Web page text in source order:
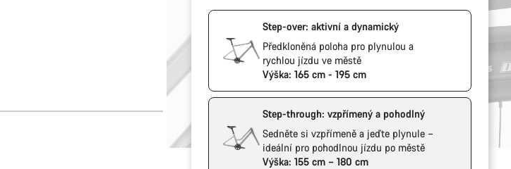
Step-over: aktivní a dynamický
Předkloněná poloha pro plynulou a
rychlou jízdu ve městě
Výška: 165 cm - 195 cm
Step-through: vzpřímený a pohodlný
Sedněte si vzpřímeně a jeďte plynule –
ideální pro pohodlnou jízdu po městě
Výška: 155 cm – 180 cm